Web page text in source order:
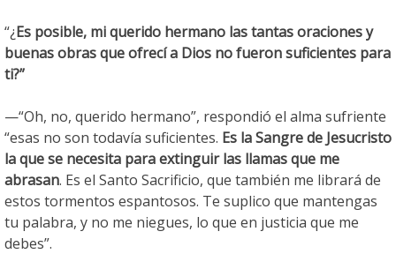
“¿Es posible, mi querido hermano las tantas oraciones y
buenas obras que ofrecí a Dios no fueron suficientes para
ti?”
—“Oh, no, querido hermano”, respondió el alma sufriente
“esas no son todavía suficientes. Es la Sangre de Jesucristo
la que se necesita para extinguir las llamas que me
abrasan. Es el Santo Sacrificio, que también me librará de
estos tormentos espantosos. Te suplico que mantengas
tu palabra, y no me niegues, lo que en justicia que me
debes”.